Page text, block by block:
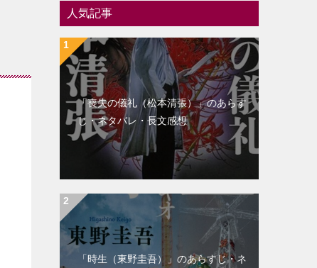
人気記事
「喪失の儀礼（松本清張）」のあらす
じ・ネタバレ・長文感想
「時生（東野圭吾）」のあらすじ・ネ